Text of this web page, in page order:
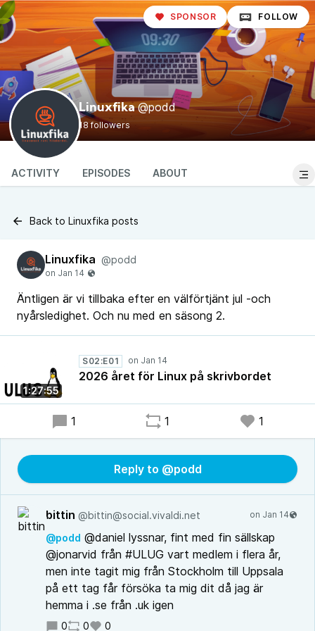
Linuxfika @podd
18 followers
SPONSOR FOLLOW
ACTIVITY EPISODES ABOUT
Back to Linuxfika posts
Linuxfika @podd
Äntligen är vi tillbaka efter en välförtjänt jul -och
nyårsledighet. Och nu med en säsong 2.
1:27:55
S02:E01
2026 året för Linux på skrivbordet
1 1 1
Reply to @podd
bittin @bittin@social.vivaldi.net
@podd @daniel lyssnar, fint med fin sällskap
@jonarvid från #ULUG vart medlem i flera år,
men inte tagit mig från Stockholm till Uppsala
på ett tag får försöka ta mig dit då jag är
hemma i .se från .uk igen
0 0 0